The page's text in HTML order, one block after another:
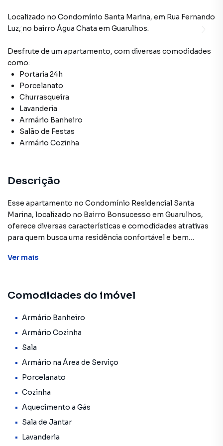
Localizado no Condomínio Santa Marina, em Rua Fernando
Luz, no bairro Água Chata em Guarulhos.
Desfrute de um apartamento, com diversas comodidades
como:
Portaria 24h
Porcelanato
Churrasqueira
Lavanderia
Armário Banheiro
Salão de Festas
Armário Cozinha
Descrição
Esse apartamento no Condomínio Residencial Santa
Marina, localizado no Bairro Bonsucesso em Guarulhos,
oferece diversas características e comodidades atrativas
para quem busca uma residência confortável e bem
O apartamento está situado no 3º andar do edifício.
Contém 2 dormitórios com quartos amplos, incluindo um
quarto de casal com armários planejados.
planejados.
A cozinha é equipada com armários planejados, cooktop e
forno.
Lavanderia com armários.
Uma vaga de garagem está disponível.
Isento de IPTU.
Ver mais
Comodidades do imóvel
Armário Banheiro
Armário Cozinha
Sala
Armário na Área de Serviço
Porcelanato
Cozinha
Aquecimento a Gás
Sala de Jantar
Lavanderia